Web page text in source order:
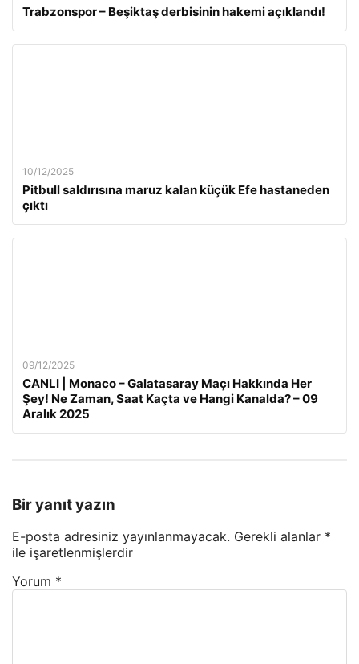
Trabzonspor – Beşiktaş derbisinin hakemi açıklandı!
10/12/2025
Pitbull saldırısına maruz kalan küçük Efe hastaneden
çıktı
09/12/2025
CANLI | Monaco – Galatasaray Maçı Hakkında Her
Şey! Ne Zaman, Saat Kaçta ve Hangi Kanalda? – 09
Aralık 2025
Bir yanıt yazın
E-posta adresiniz yayınlanmayacak. Gerekli alanlar *
ile işaretlenmişlerdir
Yorum *